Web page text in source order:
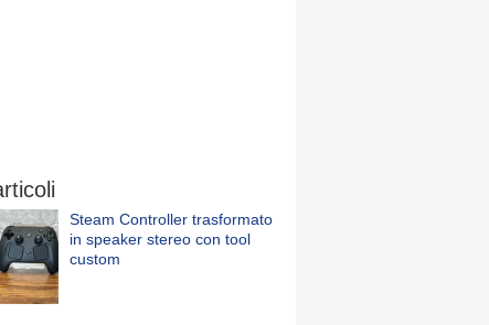
Steam Controller trasformato
in speaker stereo con tool
custom